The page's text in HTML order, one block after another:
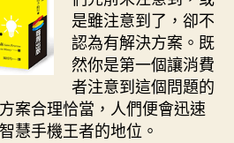
是雖注意到了，卻不
認為有解決方案。既
然你是第一個讓消費
者注意到這個問題的
案合理恰當，人們便會迅速
慧手機王者的地位。